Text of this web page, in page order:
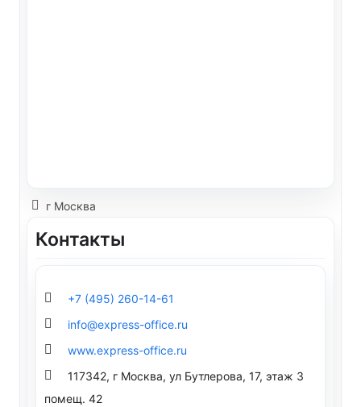
г Москва
Контакты
+7 (495) 260-14-61
info@express-office.ru
www.express-office.ru
117342, г Москва, ул Бутлерова, 17, этаж 3
помещ. 42